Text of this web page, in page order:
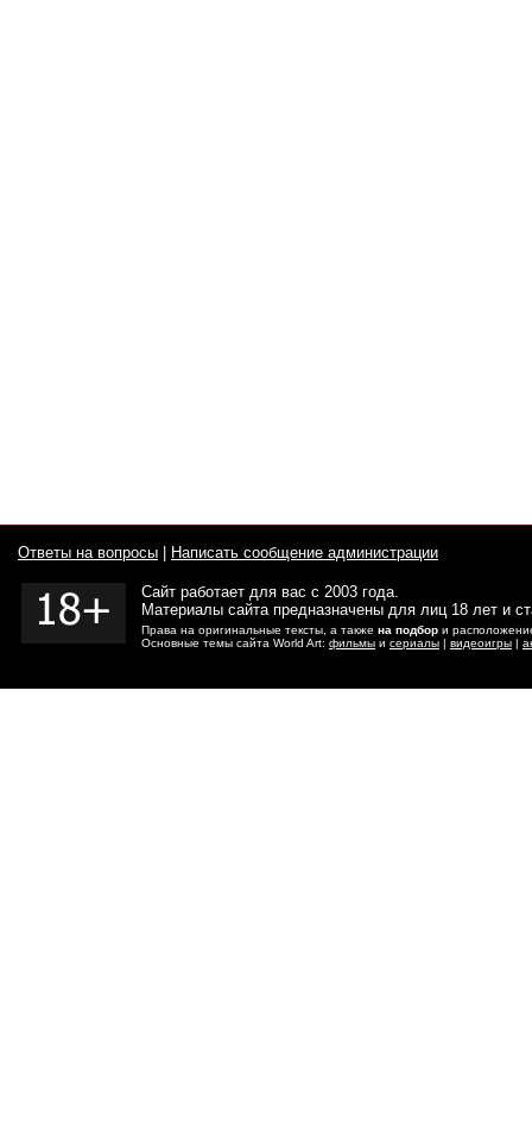
Ответы на вопросы Написать сообщение администрации
Сайт работает для вас с 2003 года.
Материалы сайта предназначены для лиц 18 лет и
Права на оригинальные тексты, а также на подбор и
Основные темы сайта World Art: фильмы и сериалы | видеоигры |